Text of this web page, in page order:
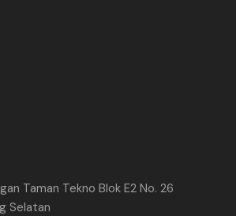
Taman Tekno Blok E2 No. 26
Selatan